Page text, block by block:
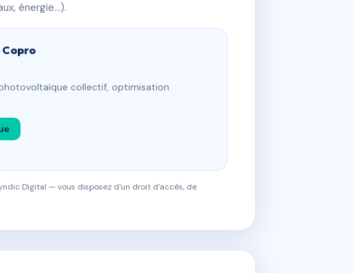
énergie…).
Copro
collectif, optimisation
Digital — vous disposez d'un droit d'accès, de